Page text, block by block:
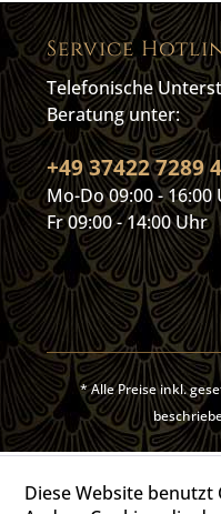
Service
Telefonische
Beratung unter:
+49 37422 7289
Mo-Do 09:00 - 16:00
Fr 09:00 - 14:00 Uhr
* Alle Preise inkl.
Diese Website